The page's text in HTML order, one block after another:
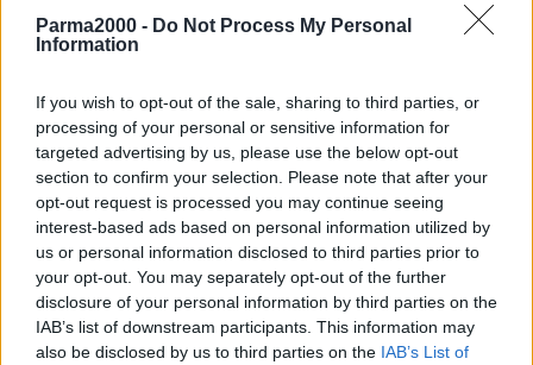
Parma2000 - Do Not Process My Personal
Information
If you wish to opt-out of the sale, sharing to third parties, or
processing of your personal or sensitive information for
targeted advertising by us, please use the below opt-out
section to confirm your selection. Please note that after your
opt-out request is processed you may continue seeing
interest-based ads based on personal information utilized by
us or personal information disclosed to third parties prior to
your opt-out. You may separately opt-out of the further
disclosure of your personal information by third parties on the
IAB’s list of downstream participants. This information may
also be disclosed by us to third parties on the IAB’s List of
l’indagine epidemiologica è ancora in corso.
sottoposti a tampone per presenza di sintomi sintomi, 16 sono stati
rilevati nell’ambito dell’attività di contact tracing, 8 grazie all’attività
di screening sulle categorie più a rischio, 7 attraverso i controlli in
ambito ospedaliero, di cui 5 durante gli screening pre-ricovero.
In provincia diFerrara, su 38 nuovi positivi, 15 hanno effettuato il
tampone per presenza di sintomi, 20 sono stati individuati
nell’ambito delle attività di contact tracing, 2 grazie ai controlli sulle
categorie più a rischio e 1 attraverso gli screening pre-ricovero.